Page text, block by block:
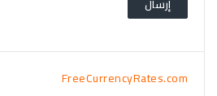
FreeCurrencyRates.com